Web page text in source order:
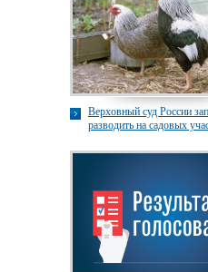
Верховный суд России
разводить на садовых